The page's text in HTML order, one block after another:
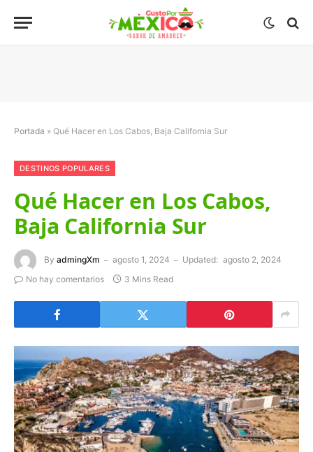
Portada » Qué Hacer en Los Cabos, Baja California Sur
DESTINOS POPULARES
Qué Hacer en Los Cabos,
Baja California Sur
By admingXm agosto 1, 2024 Updated: agosto 2, 2024
No hay comentarios
3 Mins Read